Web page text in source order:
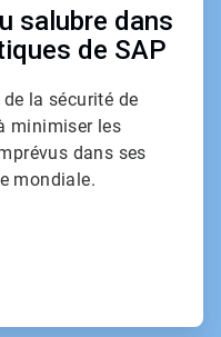
salubre dans
de SAP
la sécurité de
minimiser les
dans ses
mondiale.